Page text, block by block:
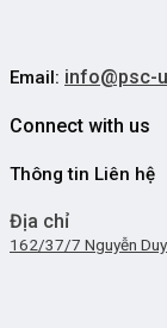
Email: info@psc-
Connect with us
Thông tin Liên hệ
Địa chỉ
162/37/7 Nguyễn Duy